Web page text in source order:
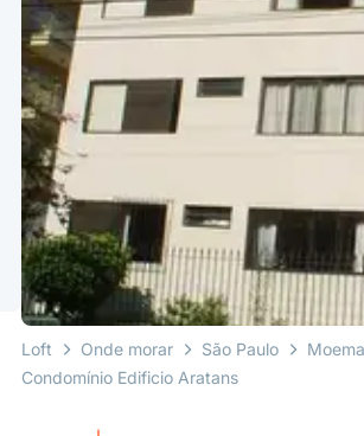
Loft Onde morar São Paulo
Condomínio Edificio Aratans